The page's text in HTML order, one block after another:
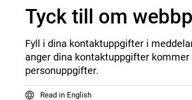
Tyck till om
Fyll i dina kontaktuppgifter i
anger dina kontaktuppgifter
personuppgifter.
Read in English